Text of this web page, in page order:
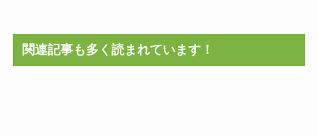
関連記事も多く読まれています！